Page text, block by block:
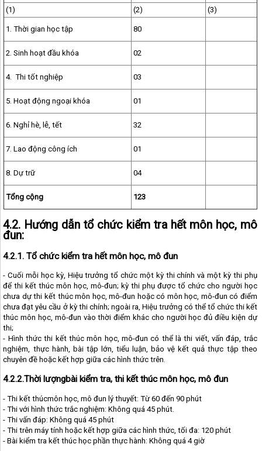
(1) (2) (3)
1. Thời gian học tập 80
2. Sinh hoạt đầu khóa 02
4. Thi tốt nghiệp 03
5. Hoạt động ngoại khóa 01
6. Nghỉ hè, lễ, tết 32
7. Lao động công ích 01
8. Dự trữ 04
Tổng cộng 123
4.2. Hướng dẫn tổ chức kiểm tra hết môn học, mô
đun:
4.2.1. Tổ chức kiểm tra hết môn học, mô đun
- Cuối mỗi học kỳ, Hiệu trưởng tổ chức một kỳ thi chính và một kỳ thi phụ
để thi kết thúc môn học, mô-đun; kỳ thi phụ được tổ chức cho người học
chưa dự thi kết thúc môn học, mô-đun hoặc có môn học, mô-đun có điểm
chưa đạt yêu cầu ở kỳ thi chính; ngoài ra, Hiệu trưởng có thể tổ chức thi kết
thúc môn học, mô-đun vào thời điểm khác cho người học đủ điều kiện dự
thi;
- Hình thức thi kết thúc môn học, mô-đun có thể là thi viết, vấn đáp, trắc
nghiệm, thực hành, bài tập lớn, tiểu luận, bảo vệ kết quả thực tập theo
chuyên đề hoặc kết hợp giữa các hình thức trên.
4.2.2.Thời lượngbài kiểm tra, thi kết thúc môn học, mô đun
- Thi kết thúcmôn học, mô đun lý thuyết: Từ 60 đến 90 phút
- Thi với hình thức trắc nghiệm: Không quá 45 phút.
- Thi vấn đáp: Không quá 45 phút
- Thi trên máy tính hoặc kết hợp giữa các hình thức, tối đa: 120 phút
- Bài kiểm tra kết thúc học phần thực hành: Không quá 4 giờ